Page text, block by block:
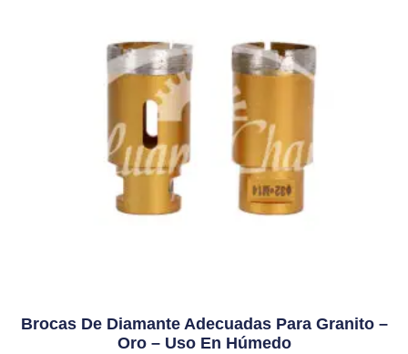
Brocas De Diamante Adecuadas Para Granito –
Oro – Uso En Húmedo